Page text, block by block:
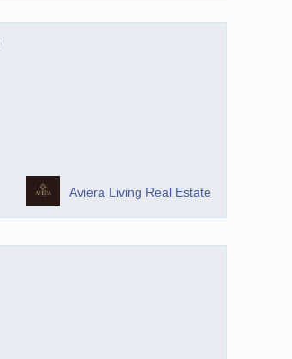
Aviera Living Real Estate